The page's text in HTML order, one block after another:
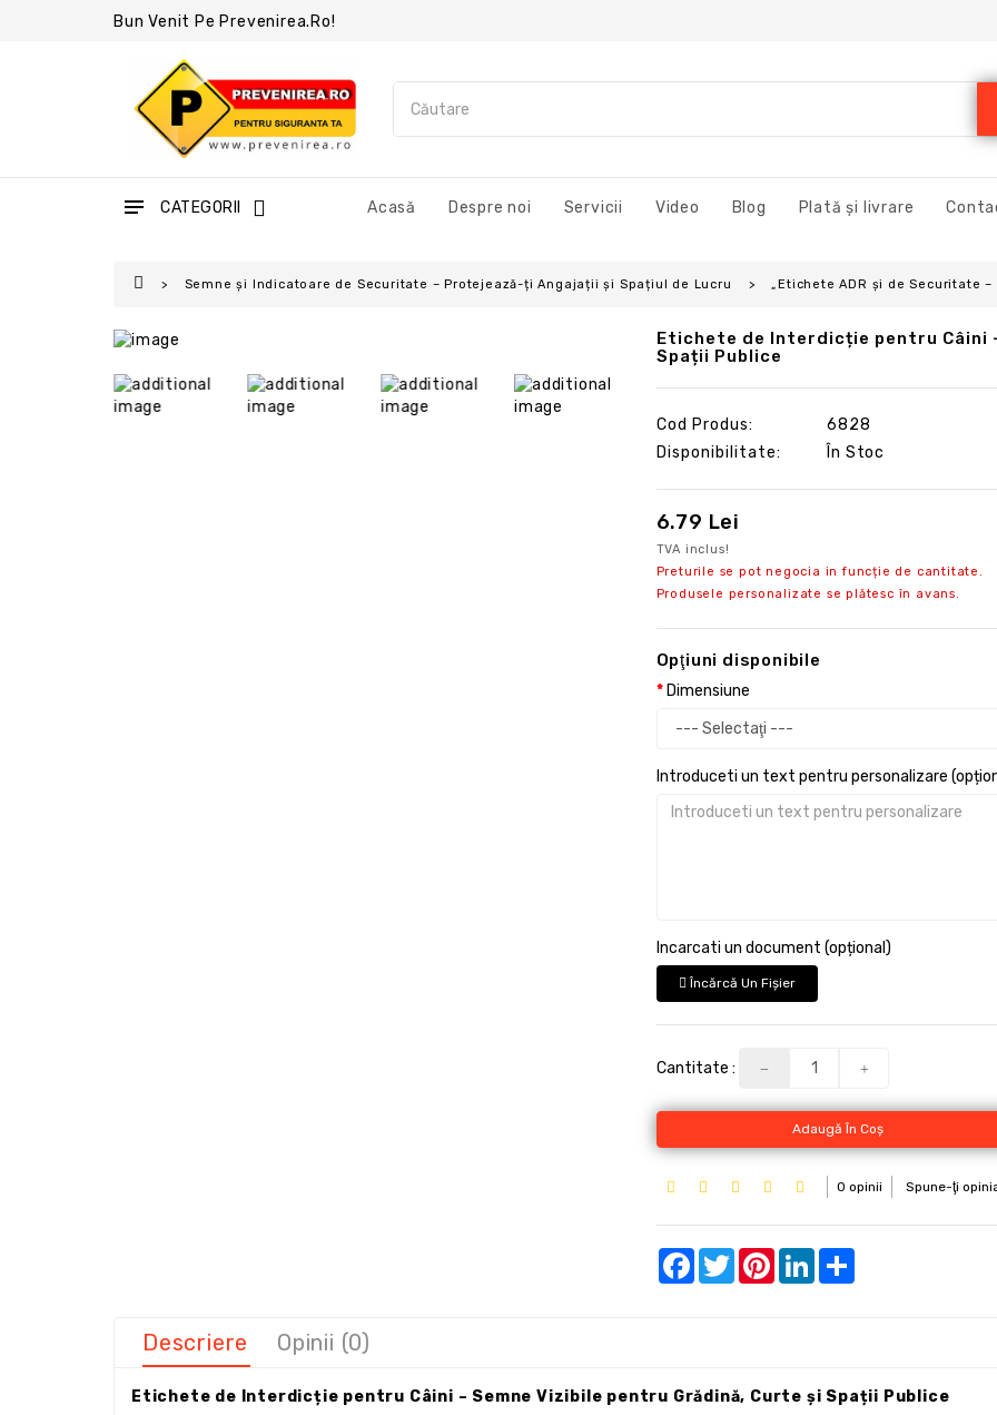
Bun Venit Pe Prevenirea.ro!
CATEGORII Acasă Despre noi Servicii Video Blog Plată și livrare
Semne și Indicatoare de Securitate – Protejează-ți Angajații și Spațiul de Lucru „Etichete ADR și de Securitate
Etichete de Interdicție pentru Câini
Spații Publice
Cod Produs:
6828
Disponibilitate:
În Stoc
6.79 Lei
TVA inclus!
Preturile se pot negocia in funcție de cantitate.
Produsele personalizate se plătesc în avans.
Opţiuni disponibile
Dimensiune
Introduceti un text pentru personalizare
Incarcati un document (opțional)
Încărcă Un Fişier
Cantitate :
Adaugă În Coş
0 opinii Spune-ţi
Facebook
TwitterPinterestLinkedInShare
Descriere Opinii (0)
Etichete de Interdicție pentru Câini – Semne Vizibile pentru Grădină, Curte și Spații Publice